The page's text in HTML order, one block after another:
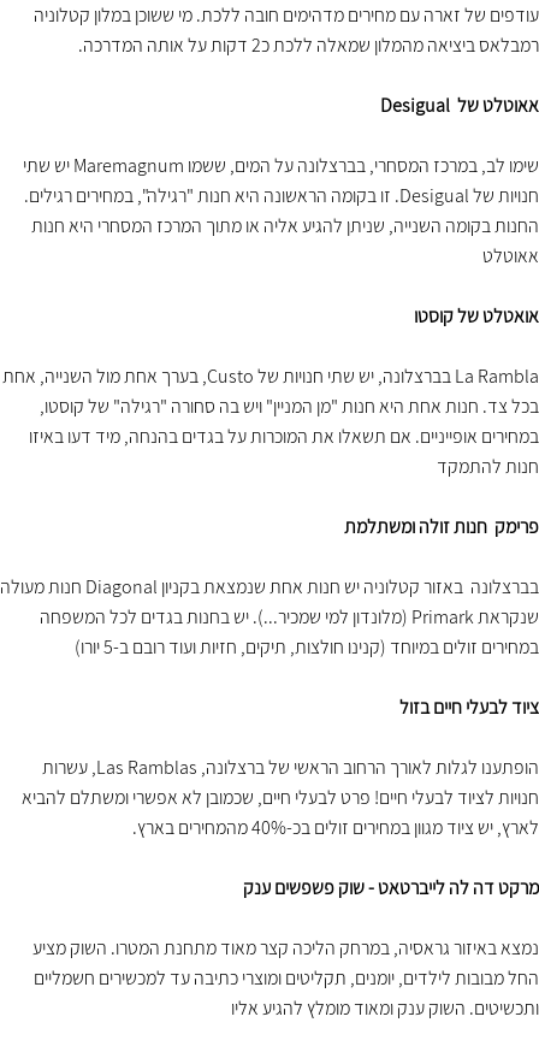
עודפים של זארה עם מחירים מדהימים חובה ללכת. מי ששוכן במלון קטלוניה
רמבלאס ביציאה מהמלון שמאלה ללכת כ2 דקות על אותה המדרכה.
אאוטלט של Desigual
שימו לב, במרכז המסחרי, בברצלונה על המים, ששמו Maremagnum יש שתי
חנויות של Desigual. זו בקומה הראשונה היא חנות "רגילה", במחירים רגילים.
החנות בקומה השנייה, שניתן להגיע אליה או מתוך המרכז המסחרי היא חנות
אאוטלט
אואטלט של קוסטו
La Rambla בברצלונה, יש שתי חנויות של Custo, בערך אחת מול השנייה, אחת
בכל צד. חנות אחת היא חנות "מן המניין" ויש בה סחורה "רגילה" של קוסטו,
במחירים אופייניים. אם תשאלו את המוכרות על בגדים בהנחה, מיד דעו באיזו
חנות להתמקד
פרימק חנות זולה ומשתלמת
בברצלונה באזור קטלוניה יש חנות אחת שנמצאת בקניון Diagonal חנות מעולה
שנקראת Primark (מלונדון למי שמכיר...). יש בחנות בגדים לכל המשפחה
במחירים זולים במיוחד (קנינו חולצות, תיקים, חזיות ועוד רובם ב-5 יורו)
ציוד לבעלי חיים בזול
הופתענו לגלות לאורך הרחוב הראשי של ברצלונה, Las Ramblas, עשרות
חנויות לציוד לבעלי חיים! פרט לבעלי חיים, שכמובן לא אפשרי ומשתלם להביא
לארץ, יש ציוד מגוון במחירים זולים בכ-40% מהמחירים בארץ.
מרקט דה לה לייברטאט - שוק פשפשים ענק
נמצא באיזור גראסיה, במרחק הליכה קצר מאוד מתחנת המטרו. השוק מציע
החל מבובות לילדים, יומנים, תקליטים ומוצרי כתיבה עד למכשירים חשמליים
ותכשיטים. השוק ענק ומאוד מומלץ להגיע אליו